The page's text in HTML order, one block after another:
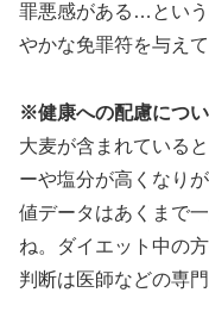
罪悪感がある…とい
やかな免罪符を与え
※健康への配慮につ
大麦が含まれている
ーや塩分が高くなり
値データはあくまで
ね。ダイエット中の
判断は医師などの専